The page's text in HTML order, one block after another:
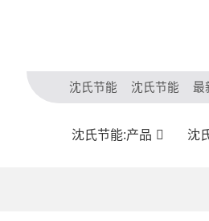
沈氏节能 沈氏节能 最
沈氏节能:产品 沈